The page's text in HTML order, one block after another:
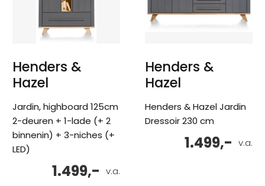
Henders &
Hazel
Jardin, highboard 125cm
2-deuren + 1-lade (+ 2
binnenin) + 3-niches (+
LED)
v.a.
1.499,-
Henders &
Hazel
Henders & Hazel Jardin
Dressoir 230 cm
v.a.
1.499,-